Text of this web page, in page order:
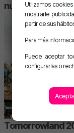
nuevos talentos
Tomorrowland
Utilizamos
mostrarle
partir de sus
Para más
Puede aceptar
configurarlas o